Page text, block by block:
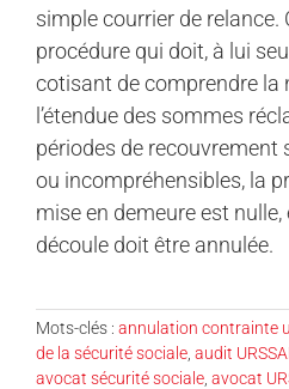
simple courrier de relance.
procédure qui doit, à lui
cotisant de comprendre la
l’étendue des sommes
périodes de recouvrement
ou incompréhensibles, la
mise en demeure est
découle doit être annulée.
Mots-clés : annulation contrainte
de la sécurité sociale audit
avocat sécurité sociale avocat